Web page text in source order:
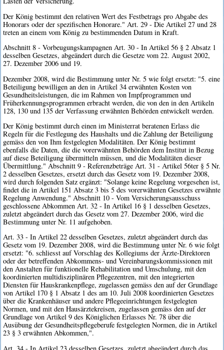
Der König bestimmt den relativen Wert des Festbetrags pro Abgabe des
Honorars oder der spezifischen Honorare." Art. 29 - Die Artikel 27 und 28
treten an einem vom König zu bestimmenden Datum in Kraft.
Abschnitt 8 - Vorbeugungskampagnen Art. 30 - In Artikel 56 § 2 Absatz 1
desselben Gesetzes, abgeändert durch die Gesetze vom 22. August 2002,
27. Dezember 2006 und 19.
Dezember 2008, wird die Bestimmung unter Nr. 5 wie folgt ersetzt: "5. eine
Beteiligung bewilligen an den in Artikel 34 erwähnten Kosten von
Gesundheitsleistungen, die im Rahmen von Impfprogrammen und
Früherkennungsprogrammen erbracht werden, die von den in den Artikeln
128, 130 und 135 der Verfassung erwähnten Behörden entwickelt werden.
Der König bestimmt durch einen im Ministerrat beratenen Erlass die
Regeln für die Festlegung des Haushalts und die Zahlung der Beteiligung
gemäss den von Ihm festgelegten Modalitäten. Der König bestimmt
ebenfalls die Daten, die die vorerwähnten Behörden dem Institut in Bezug
auf diese Beteiligung übermitteln müssen, und die Modalitäten dieser
Übermittlung." Abschnitt 9 - Referenzbeträge Art. 31 - Artikel 56ter § 5 Nr.
2 desselben Gesetzes, ersetzt durch das Gesetz vom 19. Dezember 2008,
wird durch folgenden Satz ergänzt: "Solange keine Regelung vorgesehen ist,
findet die in Artikel 151 Absatz 3 bis 5 des vorerwähnten Gesetzes erwähnte
Regelung Anwendung." Abschnitt 10 - Vom Versicherungsausschuss
geschlossene Abkommen Art. 32 - In Artikel 16 § 1 desselben Gesetzes,
zuletzt abgeändert durch das Gesetz vom 27. Dezember 2006, wird die
Bestimmung unter Nr. 11 aufgehoben.
Art. 33 - In Artikel 22 desselben Gesetzes, zuletzt abgeändert durch das
Gesetz vom 19. Dezember 2008, wird die Bestimmung unter Nr. 6 wie folgt
ersetzt: "6. schliesst auf Vorschlag des Kollegiums der Ärzte-Direktoren
oder der betreffenden Abkommens- und Vereinbarungskommissionen mit
den Anstalten für funktionelle Rehabilitation und Umschulung, mit den
koordinierten multidisziplinären Pflegezentren, mit den integrierten
Diensten für Hauskrankenpflege, zugelassen gemäss den auf der Grundlage
von Artikel 170 § 1 Absatz 1 des am 10. Juli 2008 koordinierten Gesetzes
über die Krankenhäuser und andere Pflegeeinrichtungen festgelegten
Normen, und mit den Hausärztekreisen, zugelassen gemäss den auf der
Grundlage von Artikel 9 des Königlichen Erlasses Nr. 78 über die
Ausübung der Gesundheitspflegeberufe festgelegten Normen, die in Artikel
23 § 3 erwähnten Abkommen,".
Art. 34 - In Artikel 23 desselben Gesetzes, zuletzt abgeändert durch das